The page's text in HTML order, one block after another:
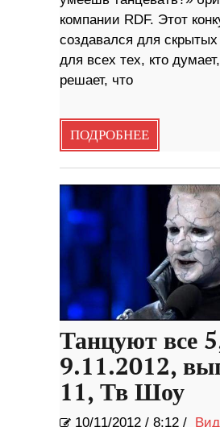
компании RDF. Этот
создавался для скрытых
для всех тех, кто
решает, что
ПОДРОБНЕЕ
Танцуют все
9.11.2012,
11, Тв Шоу
10/11/2012 / 8:12 /